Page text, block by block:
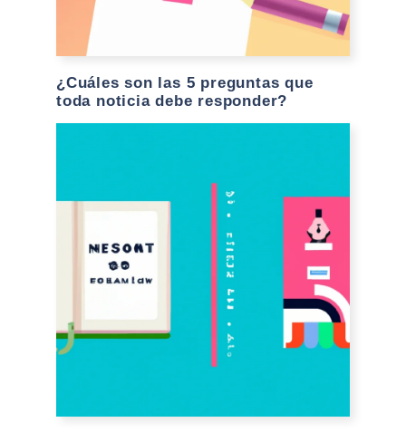
¿Cuáles son las 5 preguntas que
toda noticia debe responder?